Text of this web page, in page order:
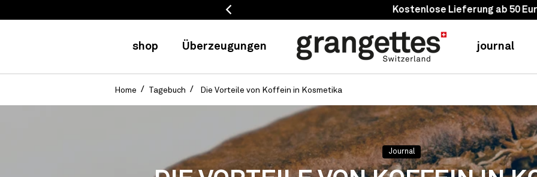
Kostenlose Lieferung ab 50 Euro (FR) / 75 Euro (EU)
shop Überzeugungen journal
Home Tagebuch Die Vorteile von Koffein in Kosmetika
Journal